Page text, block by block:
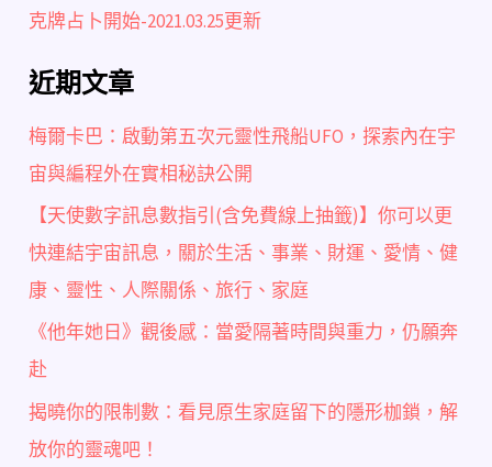
克牌占卜開始-2021.03.25更新
近期文章
梅爾卡巴：啟動第五次元靈性飛船UFO，探索內在宇
宙與編程外在實相秘訣公開
【天使數字訊息數指引(含免費線上抽籤)】你可以更
快連結宇宙訊息，關於生活、事業、財運、愛情、健
康、靈性、人際關係、旅行、家庭
《他年她日》觀後感：當愛隔著時間與重力，仍願奔
赴
揭曉你的限制數：看見原生家庭留下的隱形枷鎖，解
放你的靈魂吧！